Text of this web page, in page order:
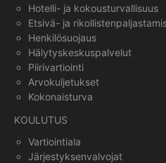
Hotelli- ja kokousturvallisuus
Etsivä- ja
Henkilösuojaus
Hälytyskeskuspalvelut
Piirivartiointi
Arvokuljetukset
Kokonaisturva
KOULUTUS
Vartiointiala
Järjestyksenvalvojat